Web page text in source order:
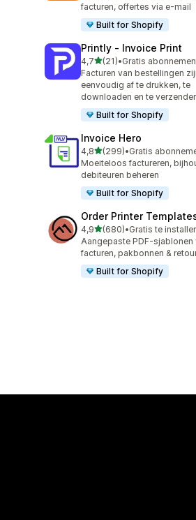
facturen, offertes via e-mail
Built for Shopify
Printly ‑ Invoice Print
4,7van 5 sterren
(21)
21 recensies in totaal
•
Facturen van bestellingen
eenvoudig af te drukken, te
downloaden en te
Built for Shopify
Invoice Hero
4,8van 5 sterren
(299)
299 recensies in totaal
•
Moeiteloos factureren,
debiteuren beheren
Built for Shopify
Order Printer
4,9van 5 sterren
(680)
680 recensies in totaal
•Gratis te
Aangepaste PDF-sjablonen
facturen, pakbonnen &
Built for Shopify